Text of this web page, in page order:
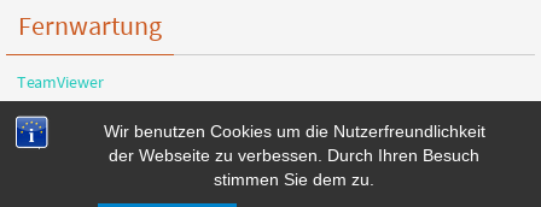
Wir benutzen Cookies um die Nutzerfreundlichkeit
der Webseite zu verbessen. Durch Ihren Besuch
stimmen Sie dem zu.
Fernwartung
TeamViewer